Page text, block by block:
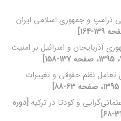
و جمهوری اسلامی ایران
آذربایجان و اسرائیل بر امنیت
تعامل نظم حقوقی و تغییرات
و کودتا در ترکیه [دوره